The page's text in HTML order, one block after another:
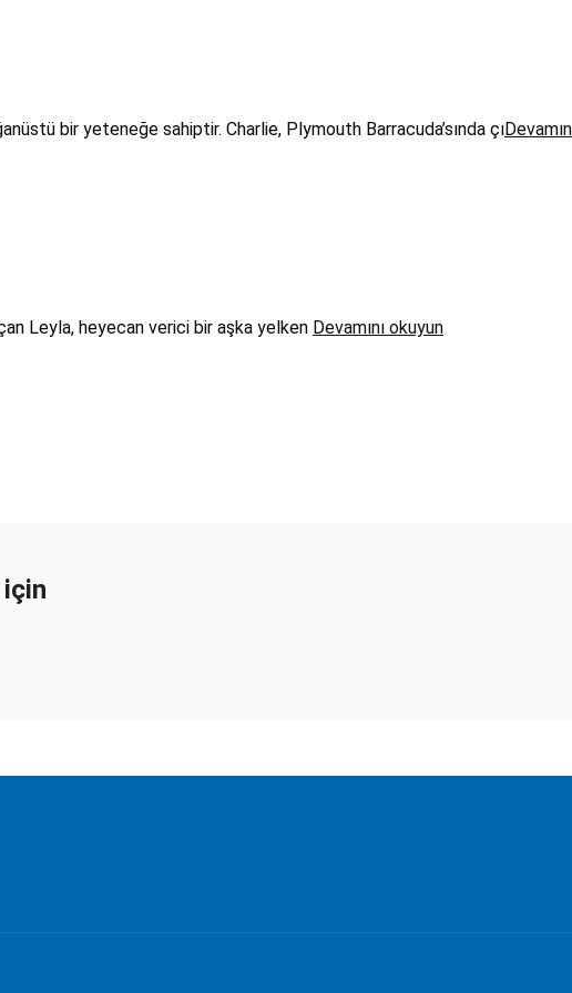
bir yeteneğe sahiptir. Charlie, Plymouth Barracuda’sında çı
Leyla, heyecan verici bir aşka yelken Devamını okuyun